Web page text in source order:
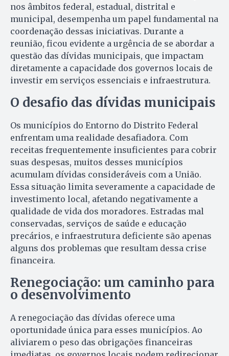
nos âmbitos federal, estadual, distrital e
municipal, desempenha um papel fundamental na
coordenação dessas iniciativas. Durante a
reunião, ficou evidente a urgência de se abordar a
questão das dívidas municipais, que impactam
diretamente a capacidade dos governos locais de
investir em serviços essenciais e infraestrutura.
O desafio das dívidas municipais
Os municípios do Entorno do Distrito Federal
enfrentam uma realidade desafiadora. Com
receitas frequentemente insuficientes para cobrir
suas despesas, muitos desses municípios
acumulam dívidas consideráveis com a União.
Essa situação limita severamente a capacidade de
investimento local, afetando negativamente a
qualidade de vida dos moradores. Estradas mal
conservadas, serviços de saúde e educação
precários, e infraestrutura deficiente são apenas
alguns dos problemas que resultam dessa crise
financeira.
Renegociação: um caminho para
o desenvolvimento
A renegociação das dívidas oferece uma
oportunidade única para esses municípios. Ao
aliviarem o peso das obrigações financeiras